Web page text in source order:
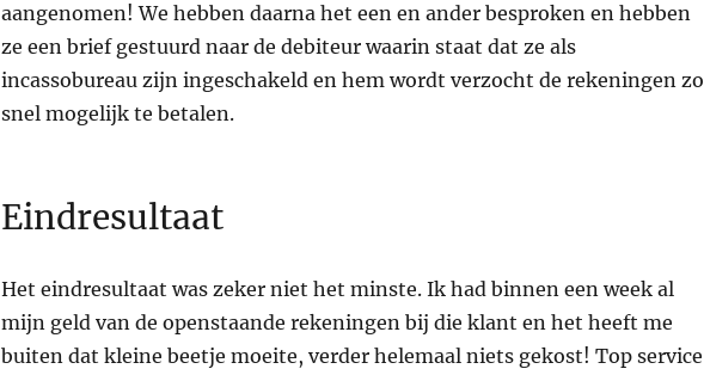
aangenomen! We hebben daarna het een en ander besproken en hebben
ze een brief gestuurd naar de debiteur waarin staat dat ze als
incassobureau zijn ingeschakeld en hem wordt verzocht de rekeningen zo
snel mogelijk te betalen.
Eindresultaat
Het eindresultaat was zeker niet het minste. Ik had binnen een week al
mijn geld van de openstaande rekeningen bij die klant en het heeft me
buiten dat kleine beetje moeite, verder helemaal niets gekost! Top service